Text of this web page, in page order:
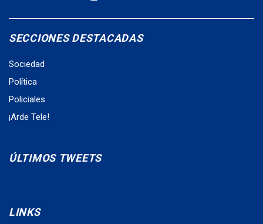
SECCIONES DESTACADAS
Sociedad
Política
Policiales
¡Arde Tele!
ÚLTIMOS TWEETS
LINKS